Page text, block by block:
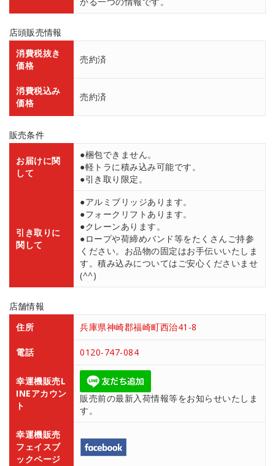
店頭販売情報
消費税抜き
価格
売約済
消費税込み
価格
売約済
販売条件
お届けに関
して
●梱包できません。
●軽トラに積み込み可能です。
●引き取り限定。
引き取りに
関して
●アルミブリッジあります。
●フォークリフトあります。
●クレーンあります。
●ロープや荷締めバンド等をたくさんご持参
ください。お品物の固定はお手伝いいたしま
す。積み込みについてはご安心くださいませ
(^^)
店舗情報
住所
兵庫県神崎郡福崎町西治41-8
電話 0120-747-084
幸運機販売L
INEアカウン
ト
販売前の最新入荷情報等をお知らせいたしま
す。
幸運機販売
フェイスブ
ックページ